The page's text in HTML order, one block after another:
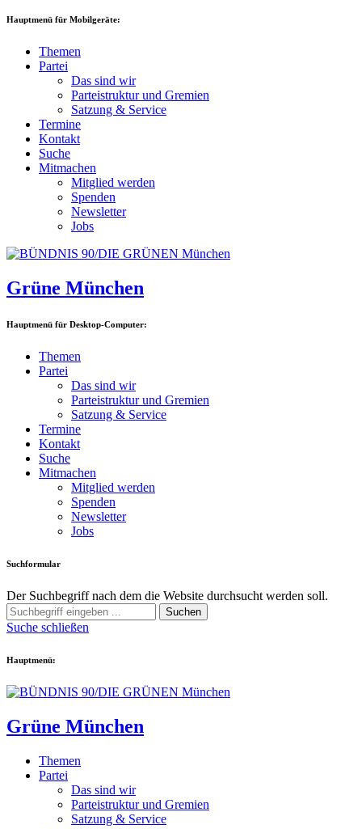
Hauptmenü für Mobilgeräte:
Themen
Partei
Das sind wir
Parteistruktur und Gremien
Satzung & Service
Termine
Kontakt
Suche
Mitmachen
Mitglied werden
Spenden
Newsletter
Jobs
Grüne München
Hauptmenü für Desktop-Computer:
Themen
Partei
Das sind wir
Parteistruktur und Gremien
Satzung & Service
Termine
Kontakt
Suche
Mitmachen
Mitglied werden
Spenden
Newsletter
Jobs
Suchformular
Der Suchbegriff nach dem die Website durchsucht werden soll.
Suchen
Suche schließen
Hauptmenü:
Grüne München
Themen
Partei
Das sind wir
Parteistruktur und Gremien
Satzung & Service